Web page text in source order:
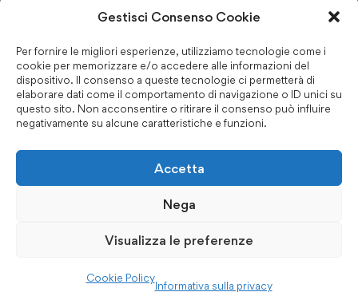
Gestisci Consenso Cookie
Per fornire le migliori esperienze, utilizziamo tecnologie come i
cookie per memorizzare e/o accedere alle informazioni del
dispositivo. Il consenso a queste tecnologie ci permetterà di
elaborare dati come il comportamento di navigazione o ID unici su
questo sito. Non acconsentire o ritirare il consenso può influire
negativamente su alcune caratteristiche e funzioni.
Accetta
Nega
Visualizza le preferenze
Cookie Policy
Informativa sulla privacy
Metodologia Didattica
Faculty & Staffs
Formazione finanziata
Forum Nazionale Antiriciclaggio
Cookie Policy–Codice Etico